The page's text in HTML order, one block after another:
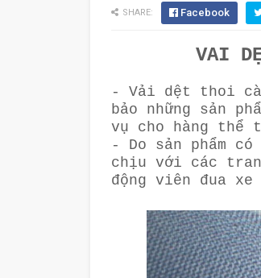
SHARE: Facebook
VẢI
- Vải dệt thoi cài
bảo những sản
vụ cho hàng thể
- Do sản phẩm
chịu với các
động viên đua